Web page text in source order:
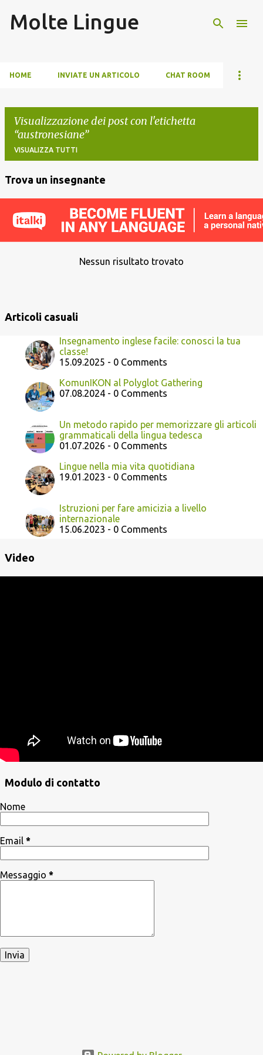
Molte Lingue
HOME INVIATE UN ARTICOLO CHAT ROOM
Visualizzazione dei post con l'etichetta
austronesiane
VISUALIZZA TUTTI
t
Trova un insegnante
Nessun risultato trovato
Articoli casuali
Insegnamento inglese facile: conosci la tua
classe!
15.09.2025 - 0 Comments
KomunIKON al Polyglot Gathering
07.08.2024 - 0 Comments
Un metodo rapido per memorizzare gli articoli
grammaticali della lingua tedesca
01.07.2026 - 0 Comments
Lingue nella mia vita quotidiana
19.01.2023 - 0 Comments
Istruzioni per fare amicizia a livello
internazionale
15.06.2023 - 0 Comments
Video
Modulo di contatto
Nome
Email *
Messaggio *